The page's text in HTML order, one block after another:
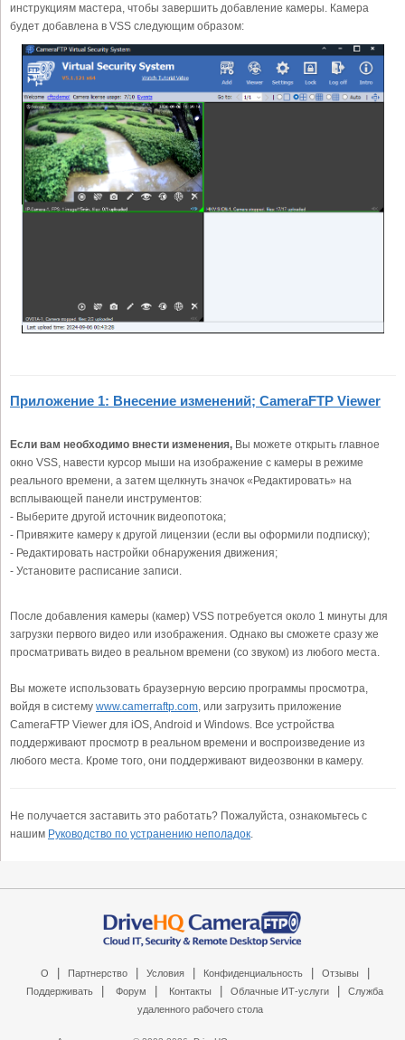
инструкциям мастера, чтобы завершить добавление камеры. Камера
будет добавлена в VSS следующим образом:
Приложение 1: Внесение изменений; CameraFTP Viewer
Если вам необходимо внести изменения, Вы можете открыть главное
окно VSS, навести курсор мыши на изображение с камеры в режиме
реального времени, а затем щелкнуть значок «Редактировать» на
всплывающей панели инструментов:
- Выберите другой источник видеопотока;
- Привяжите камеру к другой лицензии (если вы оформили подписку);
- Редактировать настройки обнаружения движения;
- Установите расписание записи.
После добавления камеры (камер) VSS потребуется около 1 минуты для
загрузки первого видео или изображения. Однако вы сможете сразу же
просматривать видео в реальном времени (со звуком) из любого места.
Вы можете использовать браузерную версию программы просмотра,
войдя в систему www.camerraftp.com, или загрузить приложение
CameraFTP Viewer для iOS, Android и Windows. Все устройства
поддерживают просмотр в реальном времени и воспроизведение из
любого места. Кроме того, они поддерживают видеозвонки в камеру.
Не получается заставить это работать? Пожалуйста, ознакомьтесь с
нашим Руководство по устранению неполадок.
О | Партнерство | Условия | Конфиденциальность | Отзывы |
Поддерживать | Форум | Контакты | Облачные ИТ-услуги |
Служба
удаленного рабочего стола